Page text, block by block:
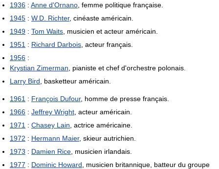
1936 : Anne d'Ornano , femme politique française.
1945 : W.D. Richter, cinéaste américain.
1949 : Tom Waits , musicien et acteur américain.
1951 : Richard Darbois , acteur français.
1956 :
Krystian Zimerman , pianiste et chef d'orchestre polonais.
Larry Bird , basketteur américain.
1961 : François Dufour, homme de presse français.
1966 : Jeffrey Wright , acteur américain.
1971 : Chasey Lain , actrice américaine.
1972 : Hermann Maier, skieur autrichien.
1973 : Damien Rice , musicien irlandais.
1977 : Dominic Howard , musicien britannique, batteur du groupe